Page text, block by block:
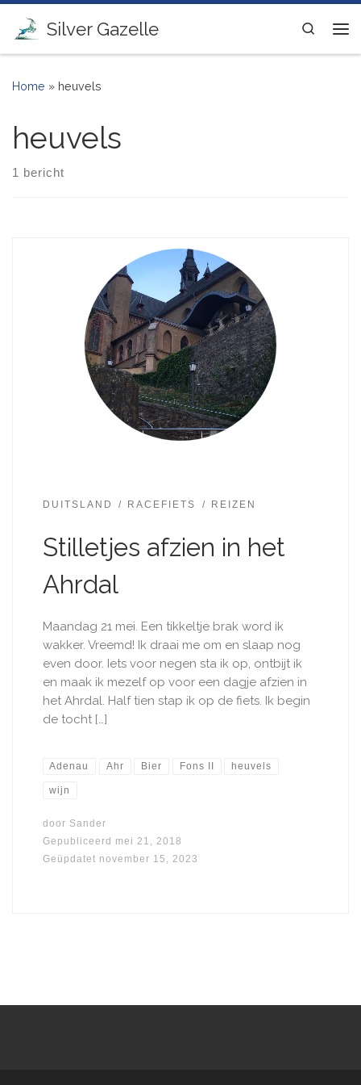
Ga naar inhoud
Silver Gazelle
Search
Home » heuvels
heuvels
1 bericht
DUITSLAND RACEFIETS REIZEN
Stilletjes afzien in het
Ahrdal
Maandag 21 mei. Een tikkeltje brak word ik
wakker. Vreemd! Ik draai me om en slaap nog
even door. Iets voor negen sta ik op, ontbijt ik
en maak ik mezelf op voor een dagje afzien in
het Ahrdal. Half tien stap ik op de fiets. Ik begin
de tocht […]
Adenau Ahr Bier Fons II heuvels
wijn
door Sander
Gepubliceerd mei 21, 2018
Geüpdatet november 15, 2023